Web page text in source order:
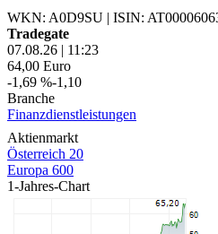
WKN: A0D9SU | ISIN:
Tradegate
07.08.26 | 11:23
64,00 Euro
-1,69 %-1,10
Branche
Finanzdienstleistungen
Aktienmarkt
Österreich 20
Europa 600
1-Jahres-Chart